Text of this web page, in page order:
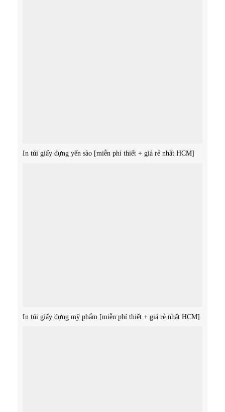
In túi giấy đựng yến sào [miễn phí thiết + giá rẻ nhất HCM]
In túi giấy đựng mỹ phẩm [miễn phí thiết + giá rẻ nhất HCM]